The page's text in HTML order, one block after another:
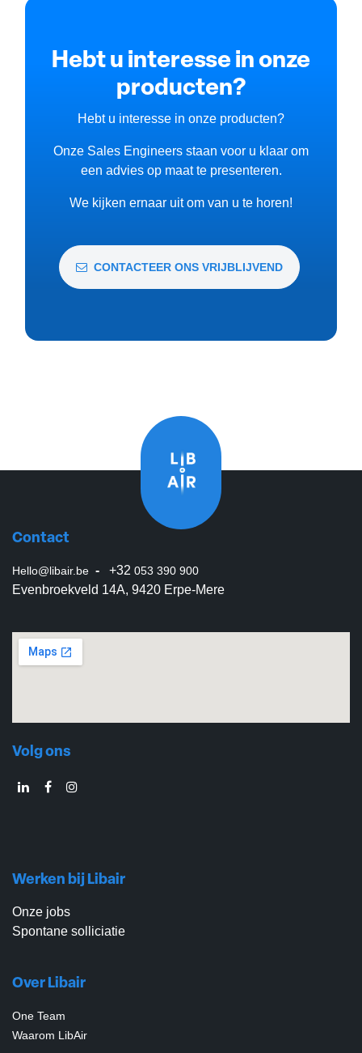
Hebt u interesse in onze
producten?
Hebt u interesse in onze producten?
Onze Sales Engineers staan voor u klaar om
een advies op maat te presenteren.
We kijken ernaar uit om van u te horen!
CONTACTEER ONS VRIJBLIJVEND
Contact
Hello@libair.be - +32 053 390 900
Evenbroekveld 14A, 9420 Erpe-Mere
Volg ons
Werken bij Libair
Onze jobs
Spontane solliciatie
Over Libair
One Team
Waarom LibAir